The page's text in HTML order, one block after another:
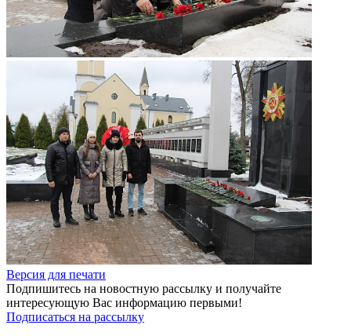
Версия для печати
Подпишитесь на новостную рассылку и получайте
интересующую Вас информацию первыми!
Подписаться на рассылку